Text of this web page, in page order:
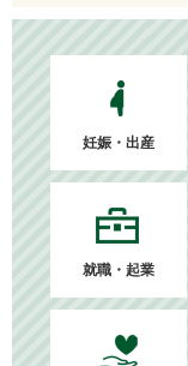
妊娠・出産
就職・起業